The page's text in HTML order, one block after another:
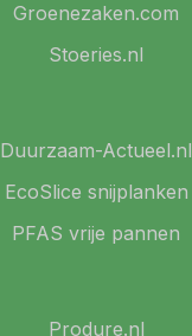
Groenezaken.com
Stoeries.nl
Duurzaam-Actueel.nl
EcoSlice snijplanken
PFAS vrije pannen
Produre.nl